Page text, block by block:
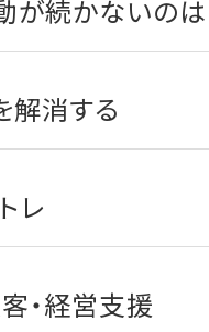
が続かないの
解消する
レ
・経営支援